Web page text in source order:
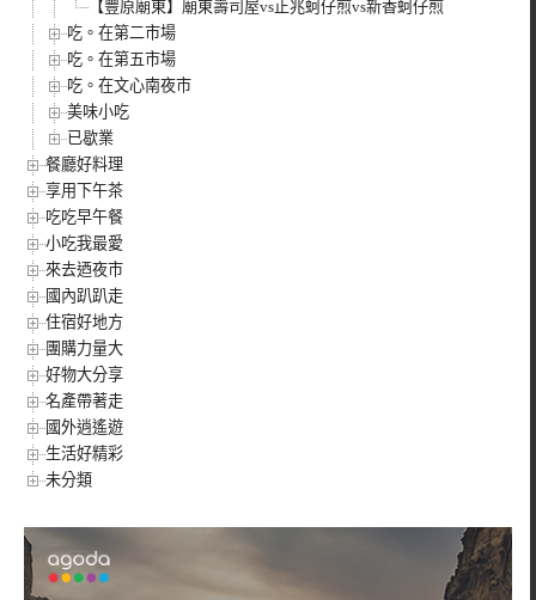
【豐原廟東】廟東壽司屋vs正兆蚵仔煎vs新香蚵仔煎
吃。在第二市場
吃。在第五市場
吃。在文心南夜市
美味小吃
已歇業
餐廳好料理
享用下午茶
吃吃早午餐
小吃我最愛
來去迺夜市
國內趴趴走
住宿好地方
團購力量大
好物大分享
名產帶著走
國外逍遙遊
生活好精彩
未分類